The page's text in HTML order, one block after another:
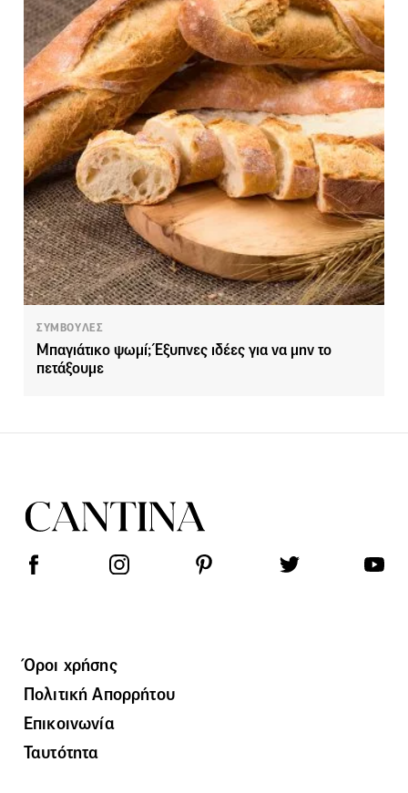
ΣΥΜΒΟΥΛΕΣ
Μπαγιάτικο ψωμί; Έξυπνες ιδέες για να μην το
πετάξουμε
Όροι χρήσης
Πολιτική Απορρήτου
Επικοινωνία
Ταυτότητα